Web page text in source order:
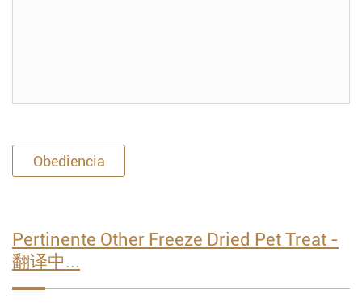
Obediencia
Pertinente Other Freeze Dried Pet Treat -
翻译中...